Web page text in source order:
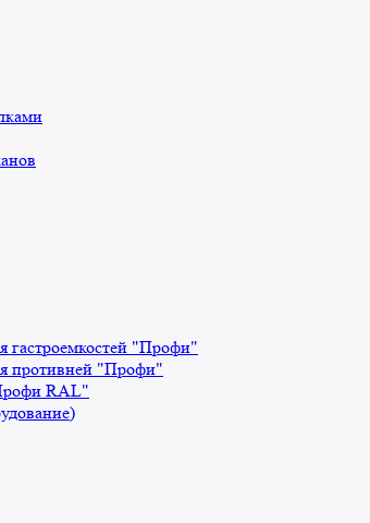
гастроемкостей "Профи"
противней "Профи"
RAL"